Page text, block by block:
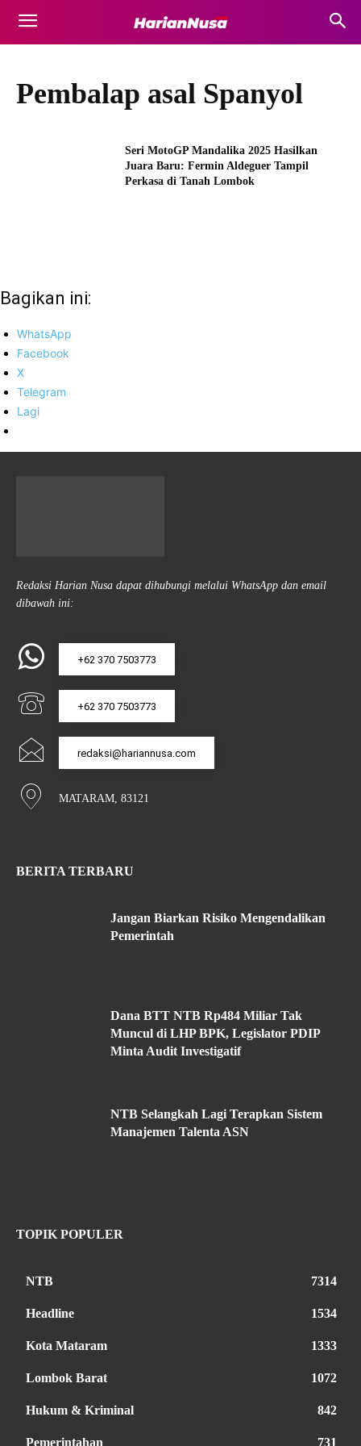
Pembalap asal Spanyol
Seri MotoGP Mandalika 2025 Hasilkan
Juara Baru: Fermin Aldeguer Tampil
Perkasa di Tanah Lombok
Bagikan ini:
WhatsApp
Facebook
X
Telegram
Lagi
Redaksi Harian Nusa dapat dihubungi melalui WhatsApp dan email
dibawah ini:
+62 370 7503773
+62 370 7503773
redaksi@hariannusa.com
MATARAM, 83121
BERITA TERBARU
Jangan Biarkan Risiko Mengendalikan
Pemerintah
Dana BTT NTB Rp484 Miliar Tak
Muncul di LHP BPK, Legislator PDIP
Minta Audit Investigatif
NTB Selangkah Lagi Terapkan Sistem
Manajemen Talenta ASN
TOPIK POPULER
NTB 7314
Headline 1534
Kota Mataram 1333
Lombok Barat 1072
Hukum & Kriminal 842
Pemerintahan 731